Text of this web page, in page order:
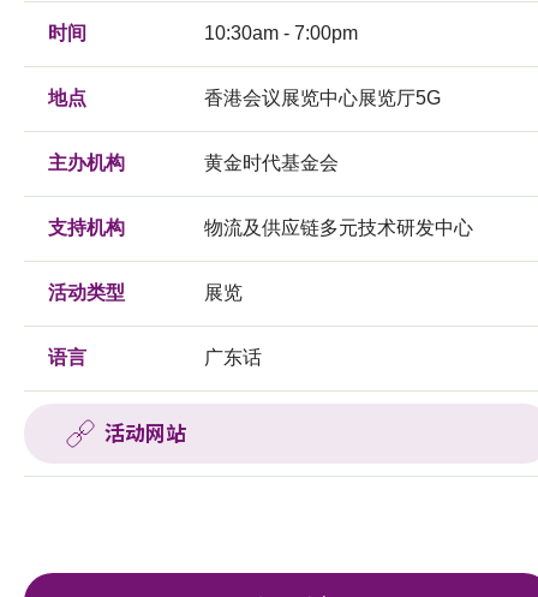
时间 10:30am - 7:00pm
地点 香港会议展览中心展览厅5G
主办机构 黄金时代基金会
支持机构 物流及供应链多元技术研发中心
活动类型 展览
语言 广东话
活动网站